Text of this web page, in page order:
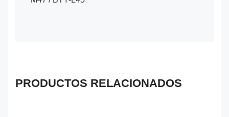
PRODUCTOS RELACIONADOS